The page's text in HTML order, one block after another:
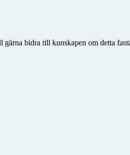
bidra till kunskapen om detta